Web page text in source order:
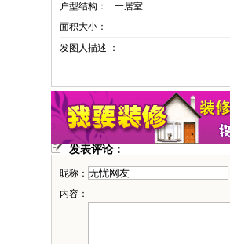
户型结构： 一居室
面积大小：
发图人描述 ：
发表评论：
昵称：
内容：